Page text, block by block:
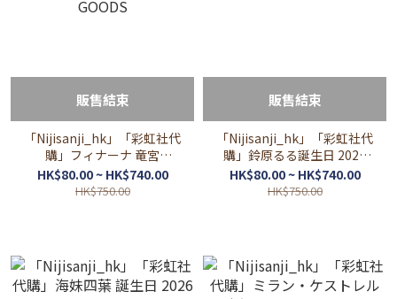
販售結束
「Nijisanji_hk」「彩虹社代
購」フィナーナ 竜宮
Finana Ryugu 誕生日 2026
GOODS
HK$80.00 ~ HK$740.00
HK$750.00
販售結束
「Nijisanji_hk」「彩虹社代
購」鈴原るる誕生日 2026
GOODS
HK$80.00 ~ HK$740.00
HK$750.00